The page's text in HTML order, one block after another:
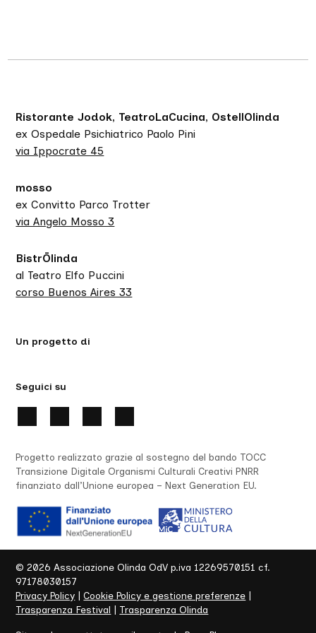
Teatro dell’Elfo/Campania Teatro Festival
LA PRIMA LUCE DI NERUDA
IL PROCESSO
QUELLO CHE NON C’È
Olimpia Fortuni/Sosta Palmizi
un omaggio a Joseph Beuys
VIETATO INNAMORARSI
Teodoro Bonci del Bene
40 GIORNI E 40 NOTTI
FIT Festival – Lugano
ALCUNE COSE DA METTERE IN ORDINE
Fanny & Alexander
MANSON
Ristorante Jodok, TeatroLaCucina, OstellOlinda
ex Ospedale Psichiatrico Paolo Pini
via Ippocrate 45
mosso
ex Convitto Parco Trotter
via Angelo Mosso 3
BistrŌlinda
al Teatro Elfo Puccini
corso Buenos Aires 33
Un progetto di
Seguici su
Progetto realizzato grazie al sostegno del bando TOCC
Transizione Digitale Organismi Culturali Creativi PNRR
finanziato dall’Unione europea – Next Generation EU.
©2026 Associazione Olinda OdV p.iva 12269570151 cf.
97178030157
Privacy Policy |Cookie Policy e gestione preferenze
Trasparenza Festival
Trasparenza Olinda